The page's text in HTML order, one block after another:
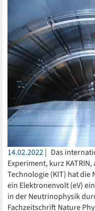
14.02.2022
Das
Experiment, kurz
Technologie (KIT) hat
ein Elektronenvolt (eV)
in der Neutrinophysik
Fachzeitschrift Nature